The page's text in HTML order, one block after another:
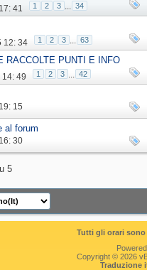
41 1 2 3 ... 34
12: 34 1 2 3 ... 63
RACCOLTE PUNTI E INFO
14: 49 1 2 3 ... 42
15
al forum
30
5
Tutti gli orari
Copyright © 2026
Traduzione